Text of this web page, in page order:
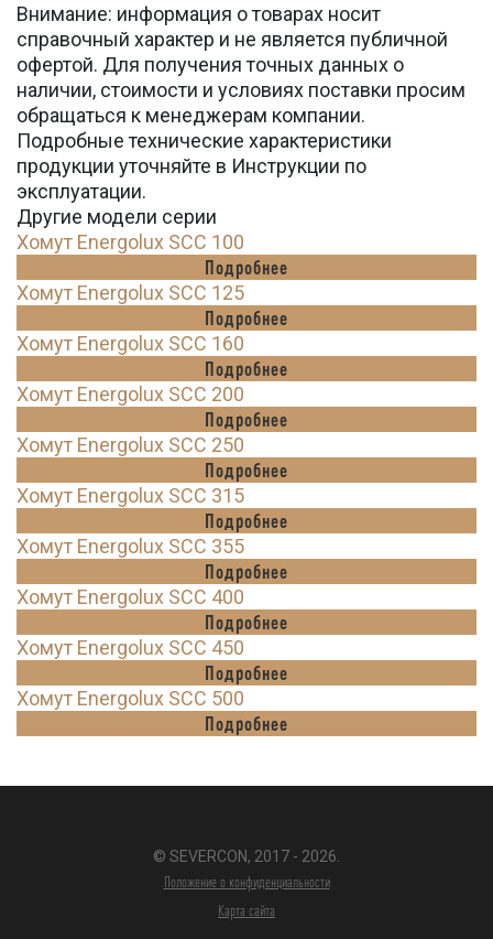
Внимание: информация о товарах носит
справочный характер и не является публичной
офертой. Для получения точных данных о
наличии, стоимости и условиях поставки просим
обращаться к менеджерам компании.
Подробные технические характеристики
продукции уточняйте в Инструкции по
эксплуатации.
Другие модели серии
Хомут Energolux SCC 100
Подробнее
Хомут Energolux SCC 125
Подробнее
Хомут Energolux SCC 160
Подробнее
Хомут Energolux SCC 200
Подробнее
Хомут Energolux SCC 250
Подробнее
Хомут Energolux SCC 315
Подробнее
Хомут Energolux SCC 355
Подробнее
Хомут Energolux SCC 400
Подробнее
Хомут Energolux SCC 450
Подробнее
Хомут Energolux SCC 500
Подробнее
© SEVERCON, 2017 - 2026.
Положение о конфиденциальности
Карта сайта